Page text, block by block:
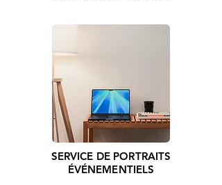
SERVICE DE PORTRAITS
ÉVÉNEMENTIELS